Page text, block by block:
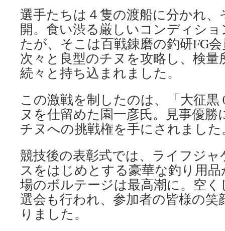
選手たちは４隻の渡船に分かれ
開。食い渋る厳しいコンディシ
たが、そこは百戦錬磨の釣研FG
次々と良型のチヌを攻略し、検
続々と持ち込まれました。
この激戦を制したのは、「大征黒
ヌを仕留めた園一彦氏。見事優勝
チヌへの挑戦権を手にされました
競技後の表彰式では、ライフジ
スをはじめとする豪華な釣り用
場のボルテージは最高潮に。空
選会も行われ、参加者の皆様の
りました。